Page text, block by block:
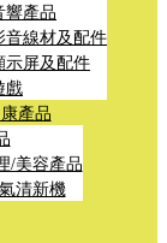
響產品
音線材及配件
示屏及配件
戲
產品
/美容產品
清新機